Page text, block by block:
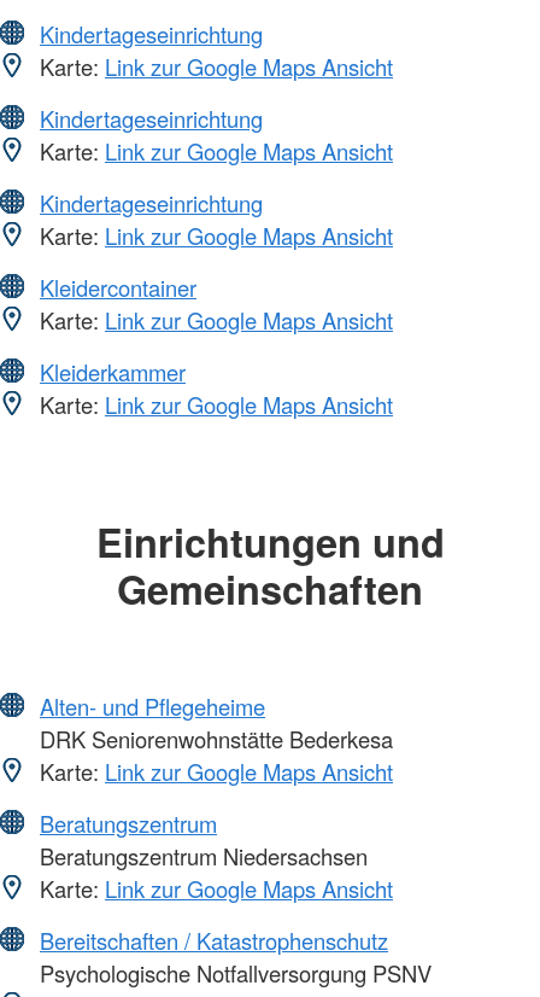
Kindertageseinrichtung
Karte: Link zur Google Maps Ansicht
Kindertageseinrichtung
Karte: Link zur Google Maps Ansicht
Kindertageseinrichtung
Karte: Link zur Google Maps Ansicht
Kleidercontainer
Karte: Link zur Google Maps Ansicht
Kleiderkammer
Karte: Link zur Google Maps Ansicht
Einrichtungen und
Gemeinschaften
Alten- und Pflegeheime
DRK Seniorenwohnstätte Bederkesa
Karte: Link zur Google Maps Ansicht
Beratungszentrum
Beratungszentrum Niedersachsen
Karte: Link zur Google Maps Ansicht
Bereitschaften / Katastrophenschutz
Psychologische Notfallversorgung PSNV